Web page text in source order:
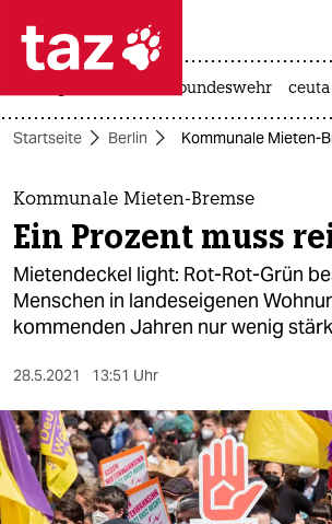
 taz zahl ich
taz zahl ich
themen
politik
öko
sport
berlin
bundeswehr ceuta
Startseite Berlin Kommunale Mieten-
Kommunale Mieten-Bremse
Ein Prozent muss
Mietendeckel light: Rot-Rot-Grün
Menschen in landeseigenen
kommenden Jahren nur wenig
28.5.2021 13:51 Uhr